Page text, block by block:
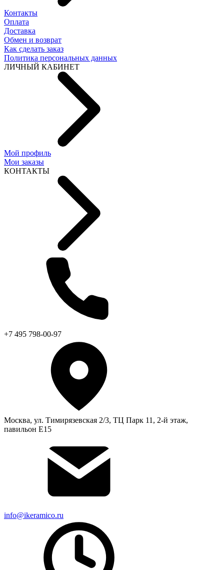
Контакты
Оплата
Доставка
Обмен и возврат
Как сделать заказ
Политика персональных данных
ЛИЧНЫЙ КАБИНЕТ
Мой профиль
Мои заказы
КОНТАКТЫ
+7 495 798-00-97
Москва, ул. Тимирязевская 2/3, ТЦ Парк 11, 2-й этаж,
павильон Е15
info@ikeramico.ru